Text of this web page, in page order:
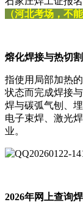
（河北考场，不
熔化焊接与热切割
指使用局部加热
状态而完成焊接
焊与碳弧气刨、
电子束焊、激光
业。
2026年网上查询